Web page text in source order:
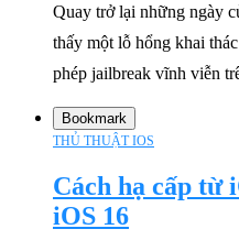
Quay trở lại những ngày
thấy một lỗ hổng khai
phép jailbreak vĩnh viễn
Bookmark
THỦ THUẬT IOS
Cách hạ cấp từ
iOS 16